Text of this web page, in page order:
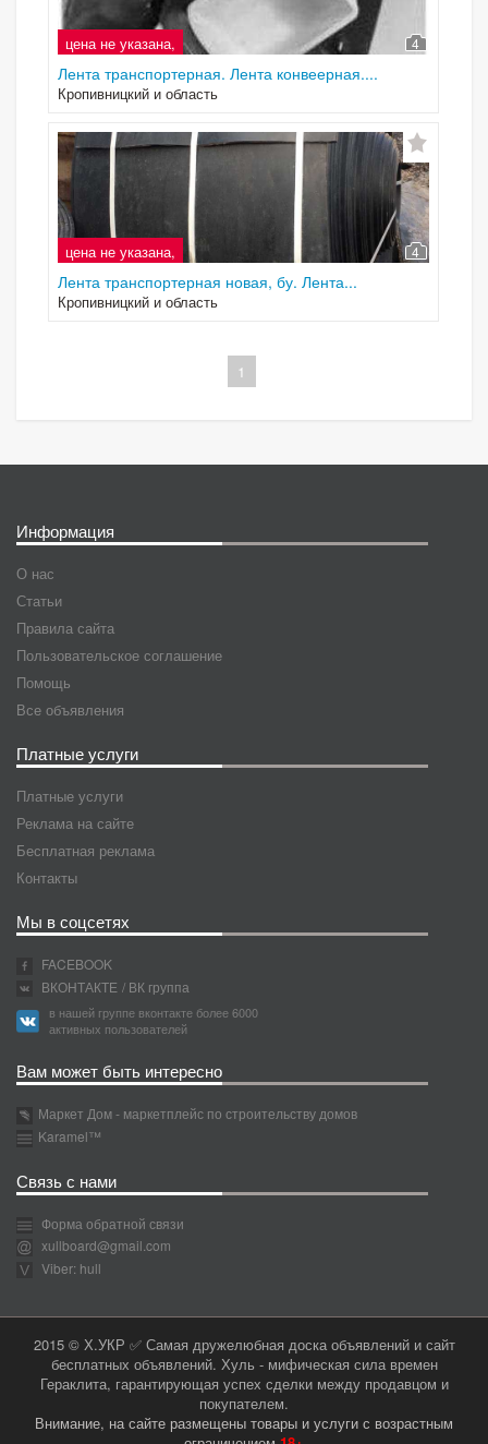
цена не указана, 4
Лента транспортерная. Лента конвеерная....
Кропивницкий и область
цена не указана, 4
Лента транспортерная новая, бу. Лента...
Кропивницкий и область
1
Информация
О нас
Статьи
Правила сайта
Пользовательское соглашение
Помощь
Все объявления
Платные услуги
Платные услуги
Реклама на сайте
Бесплатная реклама
Контакты
Мы в соцсетях
FACEBOOK
ВКОНТАКТЕ / ВК группа
в нашей группе вконтакте более 6000
активных пользователей
Вам может быть интересно
Маркет Дом - маркетплейс по строительству домов
Karamel™
Связь с нами
Форма обратной связи
xullboard@gmail.com
Viber: hull
2015 © Х.УКР ✅ Самая дружелюбная доска объявлений и сайт
бесплатных объявлений. Хуль - мифическая сила времен
Гераклита, гарантирующая успех сделки между продавцом и
покупателем.
Внимание, на сайте размещены товары и услуги с возрастным